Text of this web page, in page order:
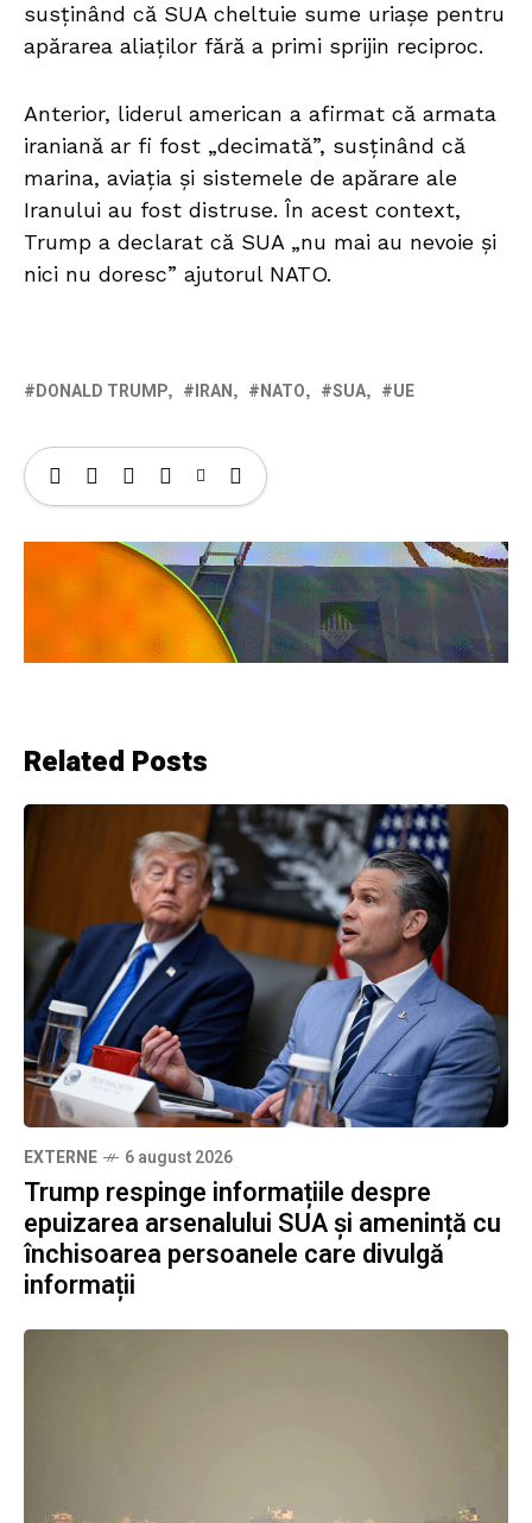
susținând că SUA cheltuie sume uriașe pentru
apărarea aliaților fără a primi sprijin reciproc.
Anterior, liderul american a afirmat că armata
iraniană ar fi fost „decimată”, susținând că
marina, aviația și sistemele de apărare ale
Iranului au fost distruse. În acest context,
Trump a declarat că SUA „nu mai au nevoie și
nici nu doresc” ajutorul NATO.
DONALD TRUMP IRAN NATO SUA UE
Related Posts
EXTERNE 6 august 2026
Trump respinge informațiile despre
epuizarea arsenalului SUA și amenință cu
închisoarea persoanele care divulgă
informații